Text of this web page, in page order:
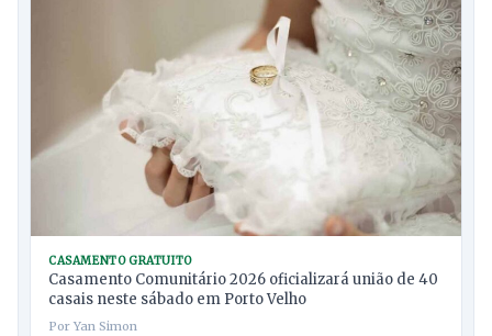
CASAMENTO GRATUITO
Casamento Comunitário 2026 oficializará união de 40
casais neste sábado em Porto Velho
Por Yan Simon